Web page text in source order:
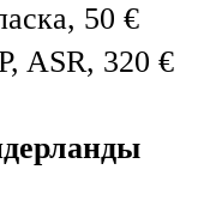
50 €
ASR, 320 €